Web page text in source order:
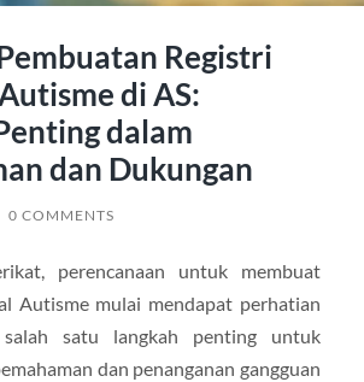
Registri
di AS:
dalam
dan Dukungan
0 COMMENTS
perencanaan untuk membuat
Autisme mulai mendapat perhatian
salah satu langkah penting untuk
dan penanganan gangguan